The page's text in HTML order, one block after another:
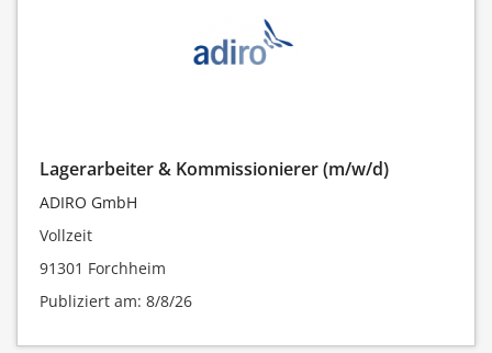
Lagerarbeiter & Kommissionierer (m/w/d)
ADIRO GmbH
Vollzeit
91301 Forchheim
Publiziert am: 8/8/26